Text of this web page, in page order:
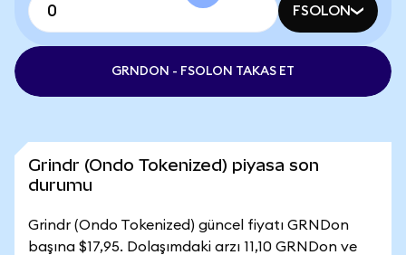
FSOLON
GRNDON - FSOLON TAKAS ET
Grindr (Ondo Tokenized) piyasa son
durumu
Grindr (Ondo Tokenized) güncel fiyatı GRNDon
başına $17,95. Dolaşımdaki arzı 11,10 GRNDon ve